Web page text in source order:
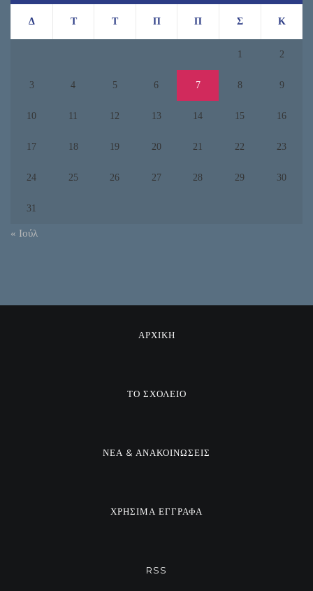
Δ Τ Τ Π Π Σ Κ
1 2
3 4 5 6 7 8 9
10 11 12 13 14 15 16
17 18 19 20 21 22 23
24 25 26 27 28 29 30
31
« Ιούλ
ΑΡΧΙΚΗ
ΤΟ ΣΧΟΛΕΙΟ
ΝΕΑ & ΑΝΑΚΟΙΝΩΣΕΙΣ
ΧΡΗΣΙΜΑ ΕΓΓΡΑΦΑ
RSS